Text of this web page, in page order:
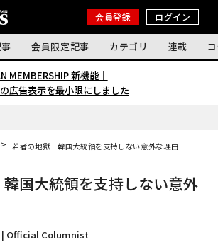
会員登録 ログイン
会員限定記事 カテゴリ 連載
MEMBERSHIP 新機能｜
広告表示を最小限にしました
若者の地獄 韓国大統領を支持しない意外な理由
国大統領を支持しない意外
| Official Columnist